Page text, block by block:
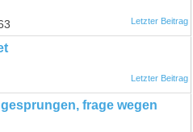
frage wegen